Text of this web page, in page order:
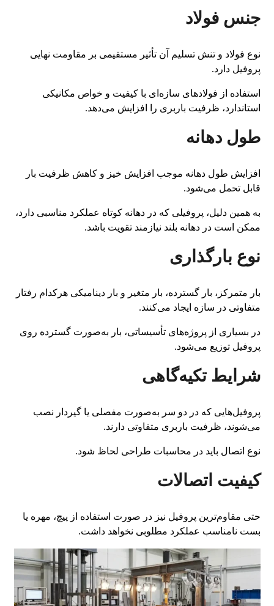
جنس فولاد
نوع فولاد و تنش تسلیم آن تأثیر مستقیمی بر مقاومت نهایی
پروفیل دارد.
استفاده از فولادهای سازه‌ای با کیفیت و خواص مکانیکی
استاندارد، ظرفیت باربری را افزایش می‌دهد.
طول دهانه
افزایش طول دهانه موجب افزایش خیز و کاهش ظرفیت بار
قابل تحمل می‌شود.
به همین دلیل، پروفیلی که در دهانه کوتاه عملکرد مناسبی دارد،
ممکن است در دهانه بلند نیازمند تقویت باشد.
نوع بارگذاری
بار متمرکز، بار گسترده، بار متغیر و بار دینامیکی هرکدام رفتار
متفاوتی در سازه ایجاد می‌کنند.
در بسیاری از پروژه‌های تأسیساتی، بار به‌صورت گسترده روی
پروفیل توزیع می‌شود.
شرایط تکیه‌گاهی
پروفیل‌هایی که در دو سر به‌صورت مفصلی یا گیردار نصب
می‌شوند، ظرفیت باربری متفاوتی دارند.
نوع اتصال باید در محاسبات طراحی لحاظ شود.
کیفیت اتصالات
حتی مقاوم‌ترین پروفیل نیز در صورت استفاده از پیچ، مهره یا
بست نامناسب عملکرد مطلوبی نخواهد داشت.